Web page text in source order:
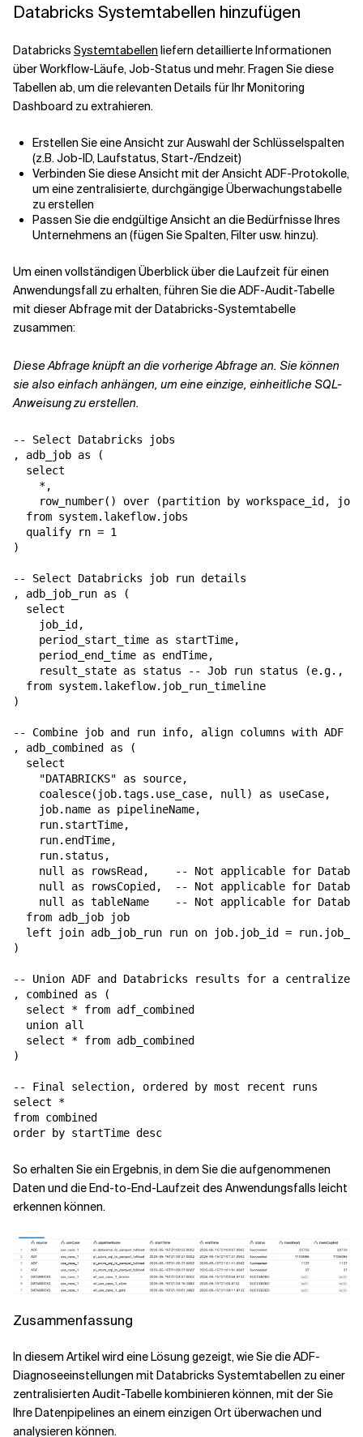
Databricks Systemtabellen hinzufügen
Databricks Systemtabellen liefern detaillierte Informationen
über Workflow-Läufe, Job-Status und mehr. Fragen Sie diese
Tabellen ab, um die relevanten Details für Ihr Monitoring
Dashboard zu extrahieren.
Erstellen Sie eine Ansicht zur Auswahl der Schlüsselspalten
(z.B. Job-ID, Laufstatus, Start-/Endzeit)
Verbinden Sie diese Ansicht mit der Ansicht ADF-Protokolle,
um eine zentralisierte, durchgängige Überwachungstabelle
zu erstellen
Passen Sie die endgültige Ansicht an die Bedürfnisse Ihres
Unternehmens an (fügen Sie Spalten, Filter usw. hinzu).
Um einen vollständigen Überblick über die Laufzeit für einen
Anwendungsfall zu erhalten, führen Sie die ADF-Audit-Tabelle
mit dieser Abfrage mit der Databricks-Systemtabelle
zusammen:
Diese Abfrage knüpft an die vorherige Abfrage an. Sie können
sie also einfach anhängen, um eine einzige, einheitliche SQL-
Anweisung zu erstellen.
-- Select Databricks jobs
, adb_job as (
  select
    *,
row_number() over (partition by workspace_id,
  from system.lakeflow.jobs
  qualify rn = 1
)
-- Select Databricks job run details
, adb_job_run as (
  select
    job_id,
    period_start_time as startTime,
    period_end_time as endTime,
result_state as status -- Job run status (e.g.,
  from system.lakeflow.job_run_timeline
)
-- Combine job and run info, align columns with ADF
, adb_combined as (
  select
    "DATABRICKS" as source,
    coalesce(job.tags.use_case, null) as useCase,
    job.name as pipelineName,
    run.startTime,
    run.endTime,
    run.status,
null as rowsRead,    -- Not applicable for
null as rowsCopied,  -- Not applicable for
null as tableName    -- Not applicable for
  from adb_job job
  left join adb_job_run run on job.job_id = run.job_id
)
-- Union ADF and Databricks results for a centralized
, combined as (
  select * from adf_combined
  union all
  select * from adb_combined
)
-- Final selection, ordered by most recent runs
select *
from combined
So erhalten Sie ein Ergebnis, in dem Sie die aufgenommenen
Daten und die End-to-End-Laufzeit des Anwendungsfalls leicht
erkennen können.
Zusammenfassung
In diesem Artikel wird eine Lösung gezeigt, wie Sie die ADF-
Diagnoseeinstellungen mit Databricks Systemtabellen zu einer
zentralisierten Audit-Tabelle kombinieren können, mit der Sie
Ihre Datenpipelines an einem einzigen Ort überwachen und
analysieren können.